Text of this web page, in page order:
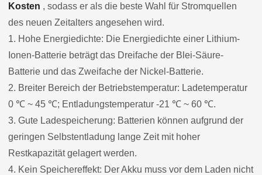
Kosten , sodass er als die beste Wahl für Stromquellen
des neuen Zeitalters angesehen wird.
1. Hohe Energiedichte: Die Energiedichte einer Lithium-
Ionen-Batterie beträgt das Dreifache der Blei-Säure-
Batterie und das Zweifache der Nickel-Batterie.
2. Breiter Bereich der Betriebstemperatur: Ladetemperatur
0 ℃ ~ 45 ℃; Entladungstemperatur -21 ℃ ~ 60 ℃.
3. Gute Ladespeicherung: Batterien können aufgrund der
geringen Selbstentladung lange Zeit mit hoher
Restkapazität gelagert werden.
4. Kein Speichereffekt: Der Akku muss vor dem Laden nicht